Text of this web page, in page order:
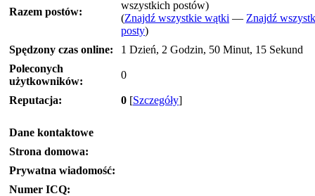
Razem postów:
wszystkich postów)
(Znajdź wszystkie wątki — Znajdź
posty)
Spędzony czas online:
1 Dzień, 2 Godzin, 50 Minut, 15 Sekund
Poleconych
użytkowników:
0
Reputacja: 0 [Szczegóły]
Dane kontaktowe
Strona domowa:
Prywatna wiadomość:
Numer ICQ: